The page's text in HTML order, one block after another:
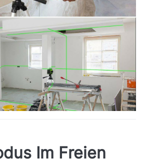
Im Freien